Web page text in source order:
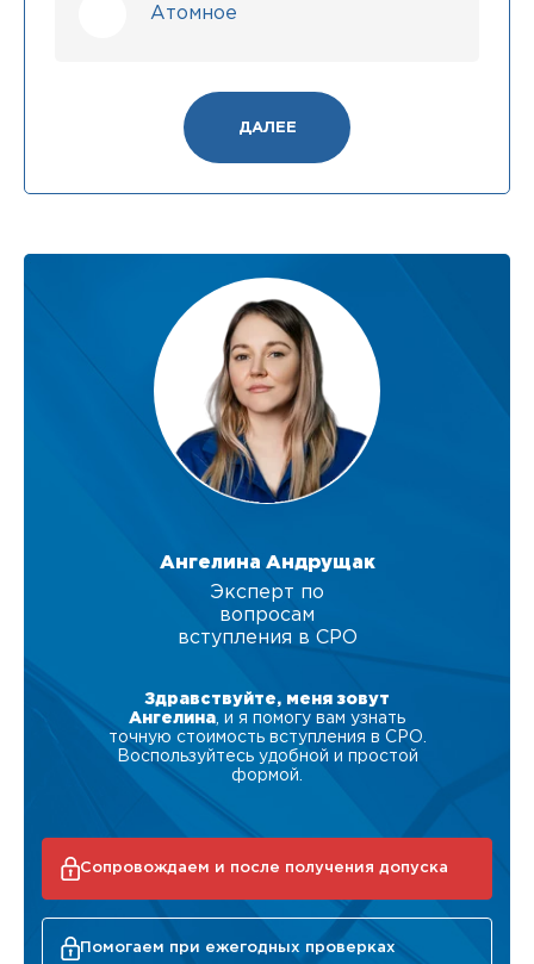
Атомное
ДАЛЕЕ
Ангелина Андрущак
Эксперт по
вопросам
вступления в СРО
Здравствуйте, меня зовут
Ангелина , и я помогу вам узнать
точную стоимость вступления в СРО.
Воспользуйтесь удобной и простой
формой.
Сопровождаем и после получения допуска
Помогаем при ежегодных проверках